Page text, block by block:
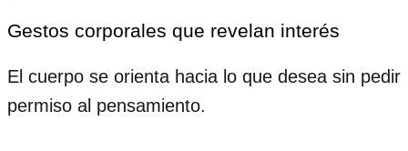
Gestos corporales que revelan interés
El cuerpo se orienta hacia lo que desea sin pedir
permiso al pensamiento.